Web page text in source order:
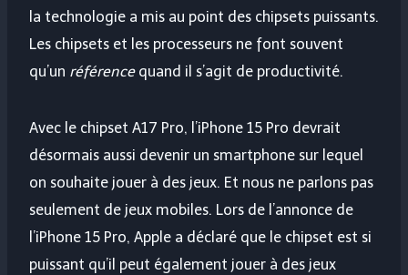
la technologie a mis au point des chipsets puissants.
Les chipsets et les processeurs ne font souvent
qu’un référencequand il s’agit de productivité.
Avec le chipset A17 Pro, l’iPhone 15 Pro devrait
désormais aussi devenir un smartphone sur lequel
on souhaite jouer à des jeux. Et nous ne parlons pas
seulement de jeux mobiles. Lors de l’annonce de
l’iPhone 15 Pro, Apple a déclaré que le chipset est si
puissant qu’il peut également jouer à des jeux